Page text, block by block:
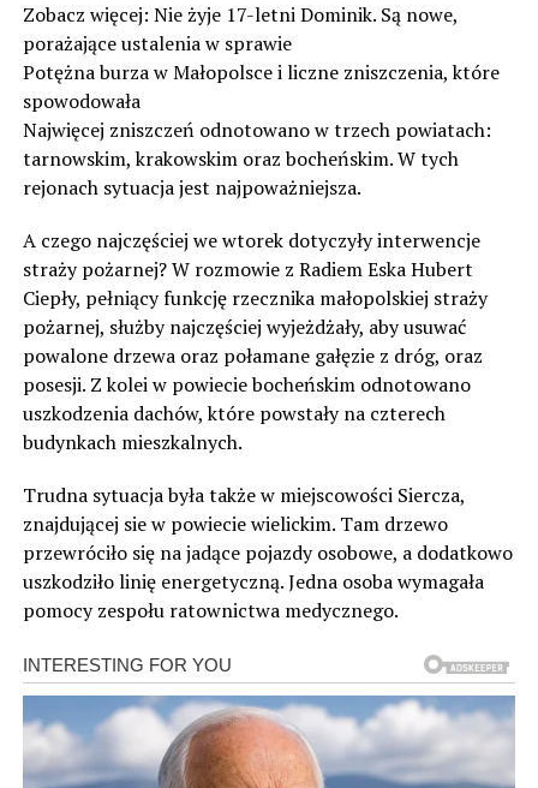
Zobacz więcej: Nie żyje 17-letni Dominik. Są nowe,
porażające ustalenia w sprawie
Potężna burza w Małopolsce i liczne zniszczenia, które
spowodowała
Najwięcej zniszczeń odnotowano w trzech powiatach:
tarnowskim, krakowskim oraz bocheńskim. W tych
rejonach sytuacja jest najpoważniejsza.
A czego najczęściej we wtorek dotyczyły interwencje
straży pożarnej? W rozmowie z Radiem Eska Hubert
Ciepły, pełniący funkcję rzecznika małopolskiej straży
pożarnej, służby najczęściej wyjeżdżały, aby usuwać
powalone drzewa oraz połamane gałęzie z dróg, oraz
posesji. Z kolei w powiecie bocheńskim odnotowano
uszkodzenia dachów, które powstały na czterech
budynkach mieszkalnych.
Trudna sytuacja była także w miejscowości Siercza,
znajdującej sie w powiecie wielickim. Tam drzewo
przewróciło się na jadące pojazdy osobowe, a dodatkowo
uszkodziło linię energetyczną. Jedna osoba wymagała
pomocy zespołu ratownictwa medycznego.